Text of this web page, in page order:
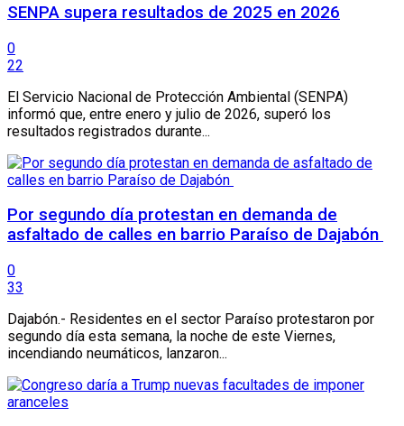
SENPA supera resultados de 2025 en 2026
0
22
El Servicio Nacional de Protección Ambiental (SENPA)
informó que, entre enero y julio de 2026, superó los
resultados registrados durante...
Por segundo día protestan en demanda de
asfaltado de calles en barrio Paraíso de Dajabón
0
33
Dajabón.- Residentes en el sector Paraíso protestaron por
segundo día esta semana, la noche de este Viernes,
incendiando neumáticos, lanzaron...